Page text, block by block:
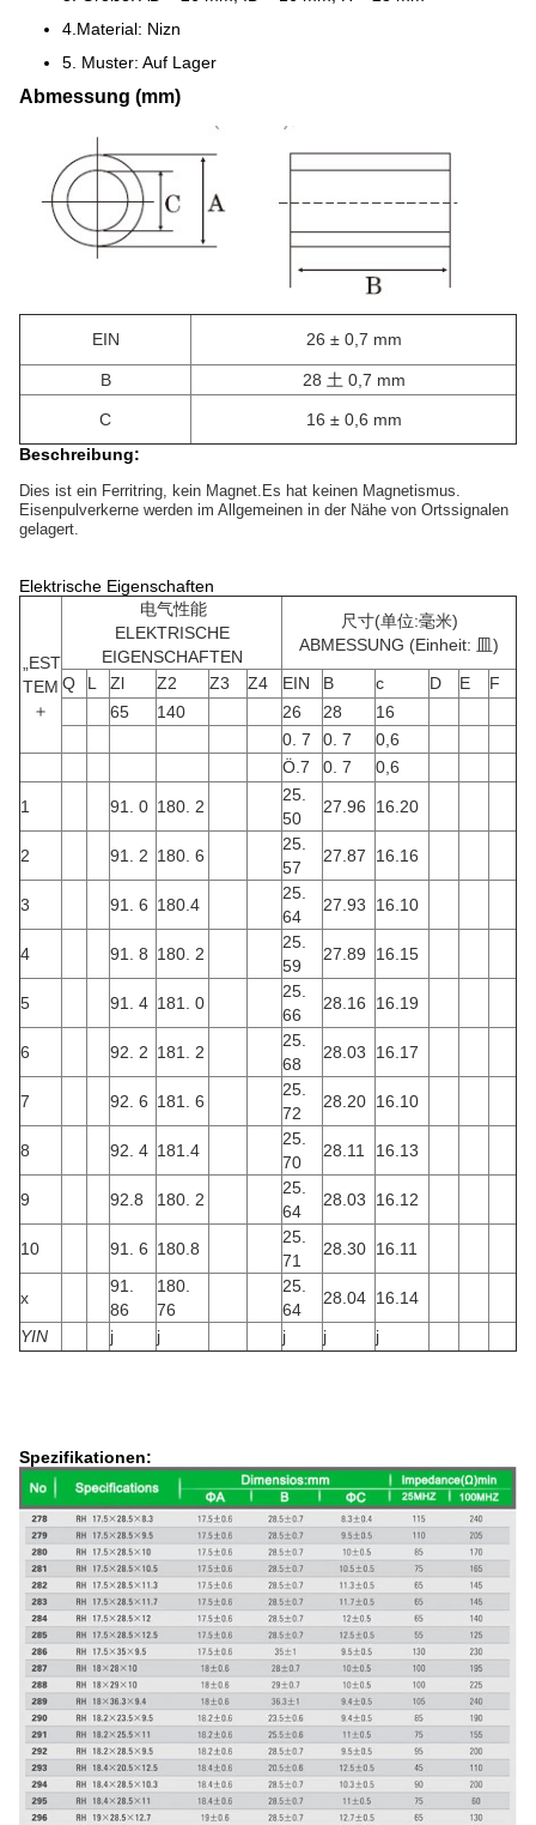
4.Material: Nizn
5. Muster: Auf Lager
​Abmessung (mm)
EIN 26 ± 0,7 mm
B 28 土 0,7 mm
C
16 ± 0,6 mm
Beschreibung:
Dies ist ein Ferritring, kein Magnet.Es hat keinen Magnetismus.
Eisenpulverkerne werden im Allgemeinen in der Nähe von Ortssignalen
gelagert.
Elektrische Eigenschaften
„EST
TEM
＋
电气性能
ELEKTRISCHE
EIGENSCHAFTEN
尺寸(单位:毫米)
ABMESSUNG (Einheit: 皿)
Q
L Zl Z2 Z3 Z4 EIN B c D E
F
65
140 26 28
16
0. 7
0. 7
0,6
Ö.7
0. 7 0,6
1 91. 0 180. 2
25.
50
27.96 16.20
2 91. 2 180. 6
25.
57
27.87 16.16
3 91. 6 180.4
25.
64
27.93 16.10
4 91. 8 180. 2
25.
59
27.89 16.15
5 91. 4 181. 0
25.
66
28.16 16.19
6 92. 2 181. 2
25.
68
28.03 16.17
7 92. 6 181. 6
25.
72
28.20 16.10
8 92. 4 181.4
25.
70
28.11 16.13
9 92.8 180. 2
25.
64
28.03 16.12
10 91. 6 180.8
25.
71
28.30 16.11
x
91.
86
180.
76
25.
64
28.04 16.14
YIN
j j j j j
Spezifikationen: